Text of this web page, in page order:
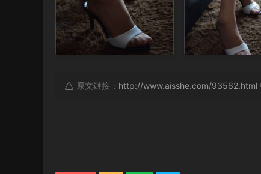
原文鏈接： http://www.aisshe.com/93562.html